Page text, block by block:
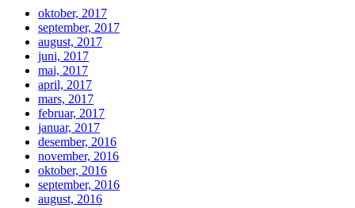
oktober, 2017
september, 2017
august, 2017
juni, 2017
mai, 2017
april, 2017
mars, 2017
februar, 2017
januar, 2017
desember, 2016
november, 2016
oktober, 2016
september, 2016
august, 2016